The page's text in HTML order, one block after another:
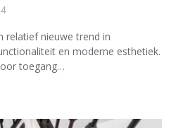
relatief nieuwe trend in
en moderne esthetiek.
toegang…